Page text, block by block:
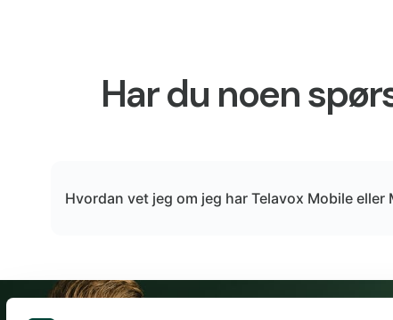
Har du noen
Hvordan vet jeg om jeg har Telavox Mobile eller